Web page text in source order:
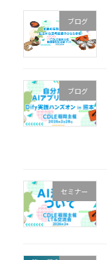
ブログ
ブログ
セミナー